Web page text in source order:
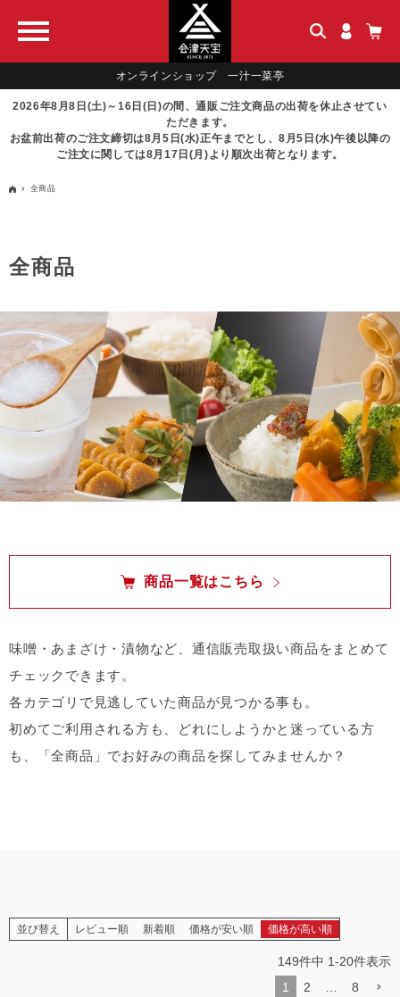
オンラインショップ 一汁一菜亭
2026年8月8日(土)～16日(日)の間、通販ご注文商品の出荷を休止させてい
ただきます。
お盆前出荷のご注文締切は8月5日(水)正午までとし、8月5日(水)午後以降の
ご注文に関しては8月17日(月)より順次出荷となります。
全商品
全商品
商品一覧はこちら
味噌・あまざけ・漬物など、通信販売取扱い商品をまとめて
チェックできます。
各カテゴリで見逃していた商品が見つかる事も。
初めてご利用される方も、どれにしようかと迷っている方
も、「全商品」でお好みの商品を探してみませんか？
並び替え レビュー順 新着順 価格が安い順 価格が高い順
149件中 1-20件表示
1
2 … 8